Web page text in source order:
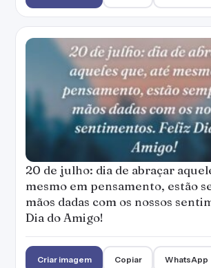
20 de julho: dia de abraçar
mesmo em pensamento, estão
mãos dadas com os nossos
Dia do Amigo!
Criar imagem Copiar WhatsApp